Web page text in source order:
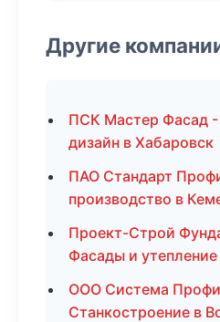
Другие
ПСК Мастер Фасад
дизайн в Хабаровск
ПАО Стандарт
производство в
Проект-Строй
Фасады и утепление
ООО Система
Станкостроение в